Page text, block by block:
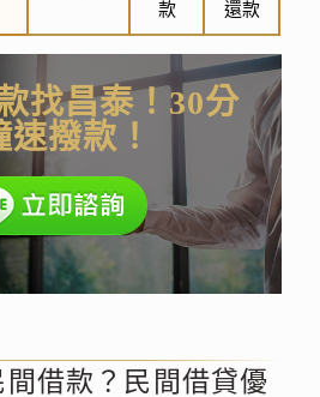
款
還款
找昌泰！30分
速撥款！
借款？民間借貸優